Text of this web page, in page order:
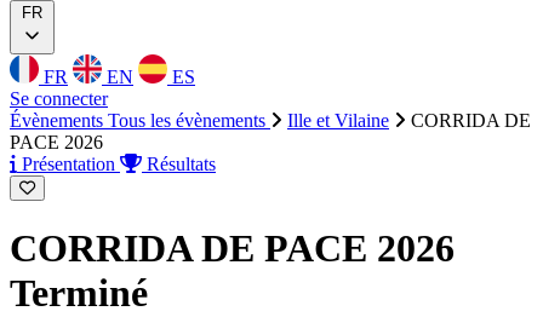
FR
FR EN
ES
Se connecter
Évènements Tous les évènements Ille et Vilaine
CORRIDA DE
PACE 2026
Présentation
Résultats
CORRIDA DE PACE 2026
Terminé